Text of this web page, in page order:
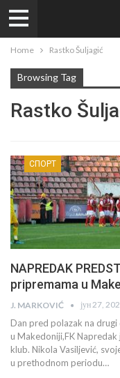
Home Rastko Šuljagić
Browsing Tag
Rastko
СПОРТ
NAPREDAK
pripremama u
J. MARKOVIĆ јун 27,
Dan pred polazak na
u Makedoniji,FK
klub. Nikola Vasiljević,
u prethodnom periodu…